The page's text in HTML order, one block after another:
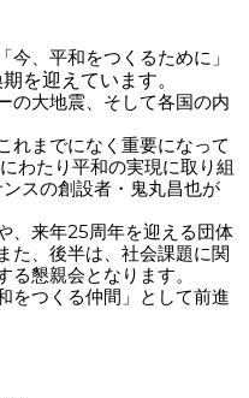
、平和をつくるために」
を迎えています。
の大地震、そして各国の内
れまでになく重要になって
わたり平和の実現に取り組
スの創設者・鬼丸昌也が
、来年25周年を迎える団体
た、後半は、社会課題に関
懇親会となります。
をつくる仲間」として前進